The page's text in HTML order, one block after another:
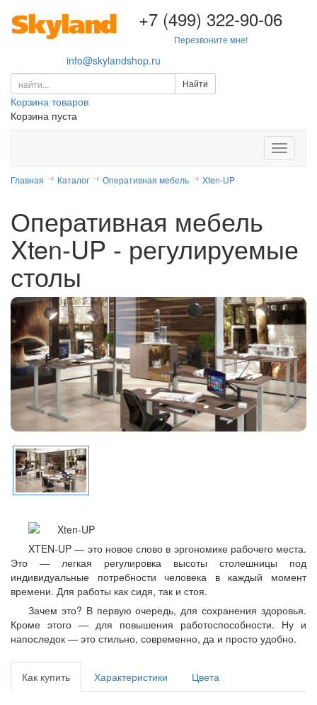
+7 (499) 322-90-06
Перезвоните мне!
info@skylandshop.ru
Корзина товаров
Корзина пуста
меню
Главная Каталог Оперативная мебель Xten-UP
Оперативная мебель
Xten-UP - регулируемые
столы
XTEN-UP — это новое слово в эргономике рабочего места.
Это — легкая регулировка высоты столешницы под
индивидуальные потребности человека в каждый момент
времени. Для работы как сидя, так и стоя.
Зачем это? В первую очередь, для сохранения здоровья.
Кроме этого — для повышения работоспособности. Ну и
напоследок — это стильно, современно, да и просто удобно.
Как купить Характеристики Цвета